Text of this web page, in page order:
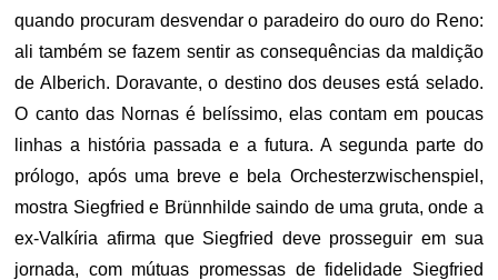
quando procuram desvendar o paradeiro do ouro do Reno:
ali também se fazem sentir as consequências da maldição
de Alberich. Doravante, o destino dos deuses está selado.
O canto das Nornas é belíssimo, elas contam em poucas
linhas a história passada e a futura. A segunda parte do
prólogo, após uma breve e bela Orchesterzwischenspiel,
mostra Siegfried e Brünnhilde saindo de uma gruta, onde a
ex-Valkíria afirma que Siegfried deve prosseguir em sua
jornada, com mútuas promessas de fidelidade Siegfried